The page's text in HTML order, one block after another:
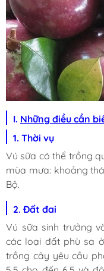
I. Những điều cần
1. Thời vụ
Vú sữa có thể trồng
mùa mưa: khoảng
Bộ.
2. Đất đai
Vú sữa sinh trưởng
các loại đất phù sa
trồng cây yêu cầu